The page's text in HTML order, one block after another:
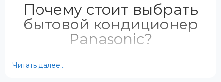
Почему стоит выбрать
бытовой кондиционер
Panasonic?
Читать далее...